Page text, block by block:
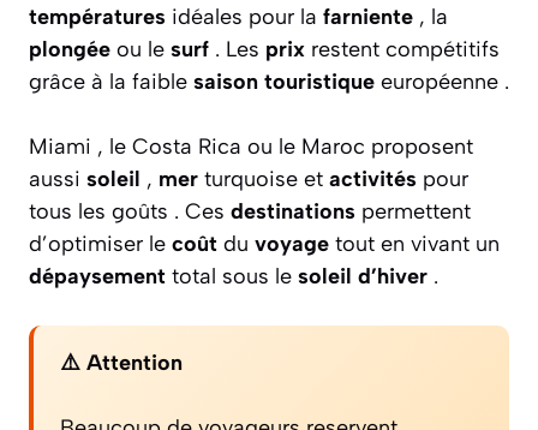
températures idéales pour la farniente , la
plongée ou le surf . Les prix restent compétitifs
grâce à la faible saison touristique européenne .
Miami , le Costa Rica ou le Maroc proposent
aussi soleil , mer turquoise et activités pour
tous les goûts . Ces destinations permettent
d’optimiser le coût du voyage tout en vivant un
dépaysement total sous le soleil d’hiver .
⚠️ Attention